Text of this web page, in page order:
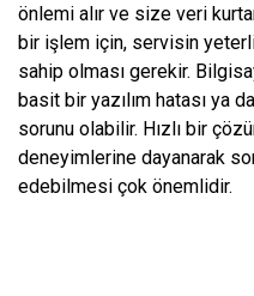
önlemi alır ve size veri
bir işlem için, servisin
sahip olması gerekir.
basit bir yazılım hatası ya
sorunu olabilir. Hızlı bir
deneyimlerine dayanarak
edebilmesi çok önemlidir.